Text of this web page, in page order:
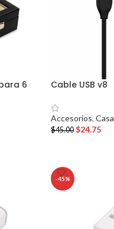
6
Cable USB v8
Accesorios, Casa
$45.00 $24.75
-45%